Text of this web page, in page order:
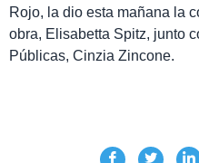
Rojo, la dio esta mañana la
obra, Elisabetta Spitz, junto
Públicas, Cinzia Zincone.